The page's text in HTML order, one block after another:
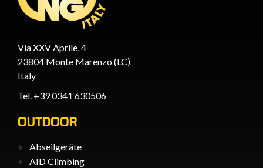
Via XXV Aprile, 4
23804 Monte Marenzo (LC)
Italy
Tel. +39 0341 630506
OUTDOOR
Abseilgeräte
AID Climbing